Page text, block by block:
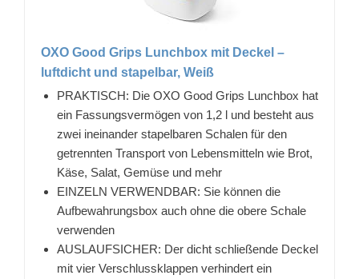
OXO Good Grips Lunchbox mit Deckel –
luftdicht und stapelbar, Weiß
PRAKTISCH: Die OXO Good Grips Lunchbox hat
ein Fassungsvermögen von 1,2 l und besteht aus
zwei ineinander stapelbaren Schalen für den
getrennten Transport von Lebensmitteln wie Brot,
Käse, Salat, Gemüse und mehr
EINZELN VERWENDBAR: Sie können die
Aufbewahrungsbox auch ohne die obere Schale
verwenden
AUSLAUFSICHER: Der dicht schließende Deckel
mit vier Verschlussklappen verhindert ein